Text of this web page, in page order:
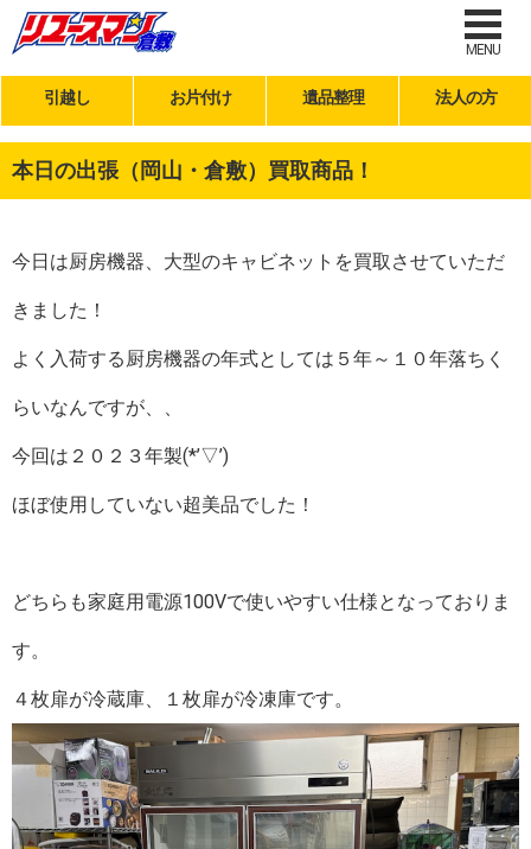
MENU
引越し お片付け 遺品整理 法人の方
本日の出張（岡山・倉敷）買取商品！
今日は厨房機器、大型のキャビネットを買取させていただ
きました！
よく入荷する厨房機器の年式としては５年～１０年落ちく
らいなんですが、、
今回は２０２３年製(*’▽’)
ほぼ使用していない超美品でした！
どちらも家庭用電源100Vで使いやすい仕様となっておりま
す。
４枚扉が冷蔵庫、１枚扉が冷凍庫です。